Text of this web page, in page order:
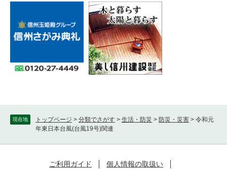
現在地 トップページ > 分類でさがす > 生活・防災 > 防災・災害 > 令和元
年東日本台風(台風19号)関連
ご利用ガイド
個人情報の取扱い